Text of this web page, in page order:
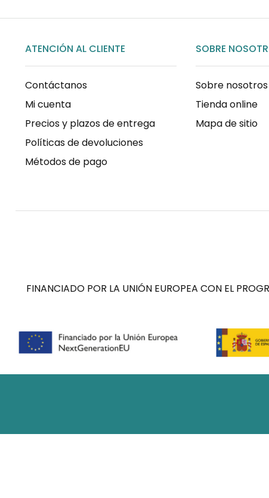
ATENCIÓN AL CLIENTE
Contáctanos
Mi cuenta
Precios y plazos de entrega
Políticas de devoluciones
Métodos de pago
SOBRE
Sobre nosotros
Tienda online
Mapa de sitio
FINANCIADO POR LA UNIÓN EUROPEA CON EL